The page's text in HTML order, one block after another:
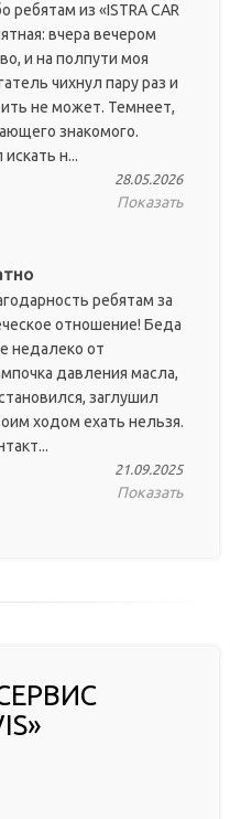
ребятам из «ISTRA CAR
вчера вечером
и на полпути моя
чихнул пару раз и
не может. Темнеет,
знакомого.
н...
28.05.2026
Показать
ребятам за
отношение! Беда
недалеко от
давления масла,
заглушил
ходом ехать нельзя.
21.09.2025
Показать